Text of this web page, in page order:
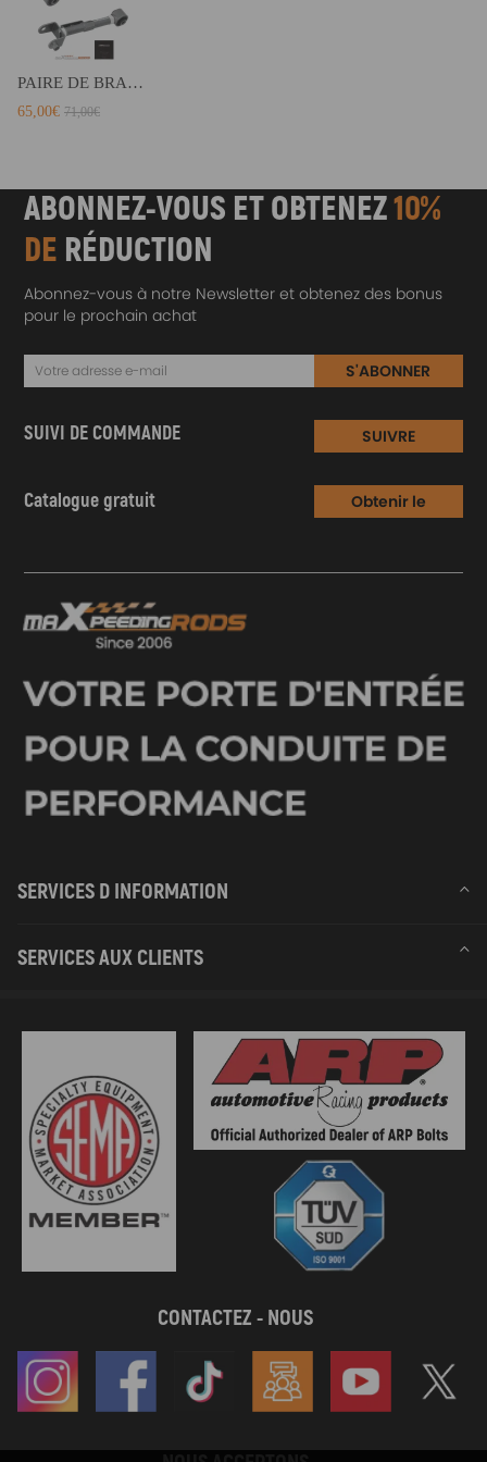
PAIRE DE BRAS DE SUSPENSION SUPÉRIEURS ARRIÈRE compatible pour HONDA CRV CR-V 2002-2006
65,00€ 71,00€
ABONNEZ-VOUS ET OBTENEZ10%
DE RÉDUCTION
Abonnez-vous à notre Newsletter et obtenez des bonus
pour le prochain achat
S'ABONNER
SUIVI DE COMMANDE SUIVRE
Catalogue gratuit
Obtenir le
SERVICES D INFORMATION
SERVICES AUX CLIENTS
CONTACTEZ - NOUS